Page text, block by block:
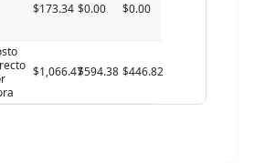
$173.34 $0.00 $0.00
$1,066.47$594.38 $446.82